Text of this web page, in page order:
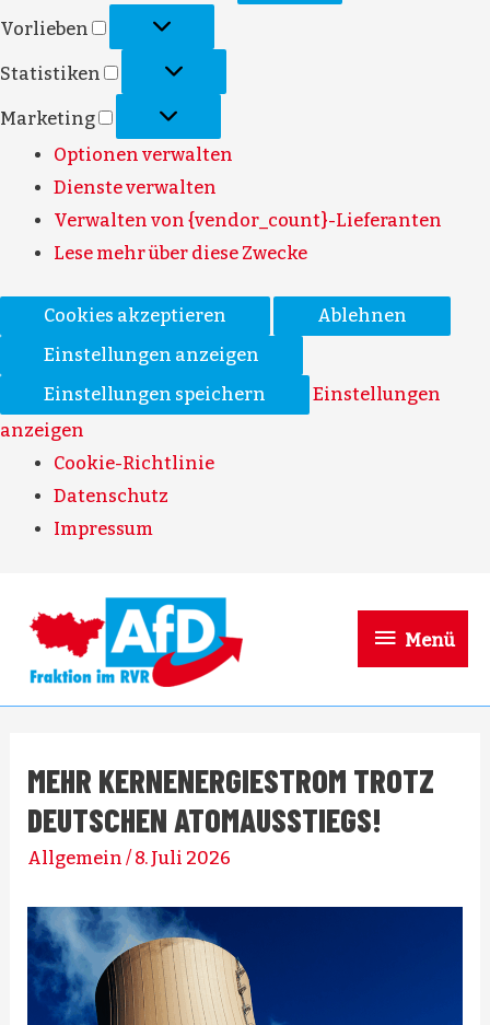
Vorlieben Vorlieben
Statistiken Statistiken
Marketing Marketing
Optionen verwalten
Dienste verwalten
Verwalten von {vendor_count}-Lieferanten
Lese mehr über diese Zwecke
Cookies akzeptieren
Ablehnen
Einstellungen anzeigen
Einstellungen speichern
Einstellungen
anzeigen
Cookie-Richtlinie
Datenschutz
Impressum
Menü
Menü
MEHR KERNENERGIESTROM TROTZ
DEUTSCHEN ATOMAUSSTIEGS!
Allgemein / 8. Juli 2026